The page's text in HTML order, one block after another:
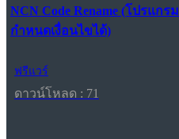
NCN Code Rename (โปรแก
กำหนดเงื่อนไขได้)
ฟรีแวร์
ดาวน์โหลด : 71